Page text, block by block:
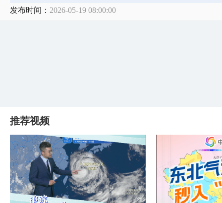
发布时间： 2026-05-19 08:00:00
推荐视频